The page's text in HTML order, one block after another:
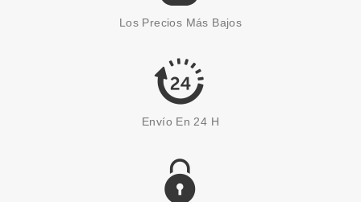
150 ML RECARGA
70.53€
Los Precios Más Bajos
Envío En 24 H